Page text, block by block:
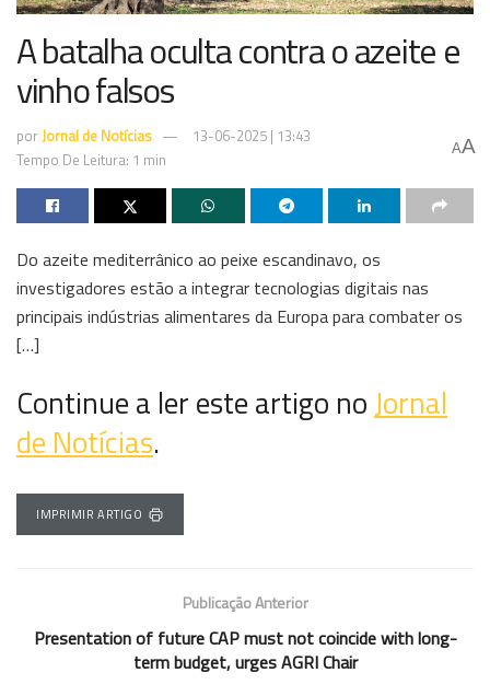
A batalha oculta contra o azeite e
vinho falsos
porJornal de Notícias
13-06-2025 | 13:43
Tempo De Leitura: 1 min
AA
Do azeite mediterrânico ao peixe escandinavo, os
investigadores estão a integrar tecnologias digitais nas
principais indústrias alimentares da Europa para combater os
[…]
Continue a ler este artigo noJornal
de Notícias.
IMPRIMIR ARTIGO
Publicação Anterior
Presentation of future CAP must not coincide with long-
term budget, urges AGRI Chair